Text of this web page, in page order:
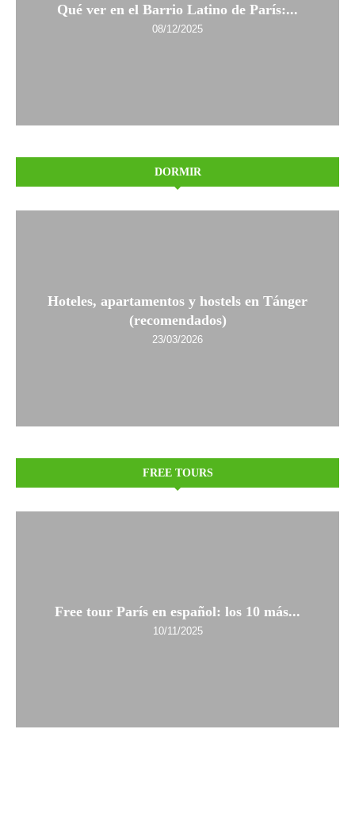
Qué ver en el Barrio Latino de París:...
08/12/2025
DORMIR
Hoteles, apartamentos y hostels en Tánger
(recomendados)
23/03/2026
FREE TOURS
Free tour París en español: los 10 más...
10/11/2025